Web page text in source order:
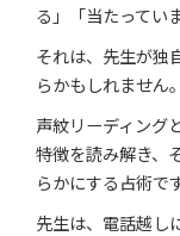
る」「当たってい
それは、先生が独
らかもしれません。
声紋リーディング
特徴を読み解き、
らかにする占術です
先生は、電話越し